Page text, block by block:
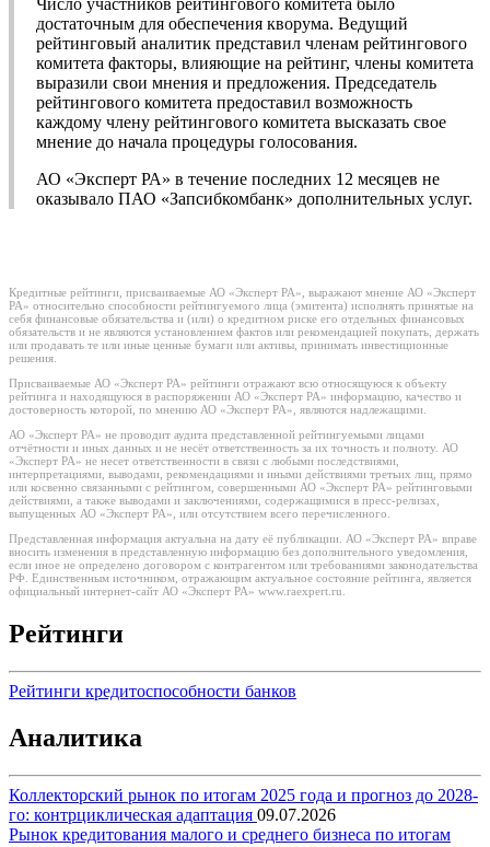
Число участников рейтингового комитета было
достаточным для обеспечения кворума. Ведущий
рейтинговый аналитик представил членам рейтингового
комитета факторы, влияющие на рейтинг, члены комитета
выразили свои мнения и предложения. Председатель
рейтингового комитета предоставил возможность
каждому члену рейтингового комитета высказать свое
мнение до начала процедуры голосования.
АО «Эксперт РА» в течение последних 12 месяцев не
оказывало ПАО «Запсибкомбанк» дополнительных услуг.
Кредитные рейтинги, присваиваемые АО «Эксперт РА», выражают мнение АО «Эксперт
РА» относительно способности рейтингуемого лица (эмитента) исполнять принятые на
себя финансовые обязательства и (или) о кредитном риске его отдельных финансовых
обязательств и не являются установлением фактов или рекомендацией покупать, держать
или продавать те или иные ценные бумаги или активы, принимать инвестиционные
решения.
Присваиваемые АО «Эксперт РА» рейтинги отражают всю относящуюся к объекту
рейтинга и находящуюся в распоряжении АО «Эксперт РА» информацию, качество и
достоверность которой, по мнению АО «Эксперт РА», являются надлежащими.
АО «Эксперт РА» не проводит аудита представленной рейтингуемыми лицами
отчётности и иных данных и не несёт ответственность за их точность и полноту. АО
«Эксперт РА» не несет ответственности в связи с любыми последствиями,
интерпретациями, выводами, рекомендациями и иными действиями третьих лиц, прямо
или косвенно связанными с рейтингом, совершенными АО «Эксперт РА» рейтинговыми
действиями, а также выводами и заключениями, содержащимися в пресс-релизах,
выпущенных АО «Эксперт РА», или отсутствием всего перечисленного.
Представленная информация актуальна на дату её публикации. АО «Эксперт РА» вправе
вносить изменения в представленную информацию без дополнительного уведомления,
если иное не определено договором с контрагентом или требованиями законодательства
РФ. Единственным источником, отражающим актуальное состояние рейтинга, является
официальный интернет-сайт АО «Эксперт РА» www.raexpert.ru.
Рейтинги
Рейтинги кредитоспособности банков
Аналитика
Коллекторский рынок по итогам 2025 года и прогноз до 2028-
го: контрциклическая адаптация 09.07.2026
Рынок кредитования малого и среднего бизнеса по итогам